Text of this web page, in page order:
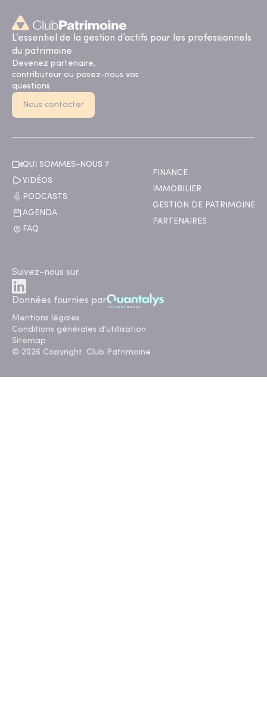
L’essentiel de la gestion d’actifs pour les professionnels
du patrimoine
Devenez partenaire,
contributeur ou posez-nous vos
questions
Nous contacter
QUI SOMMES-NOUS ?
VIDÉOS
PODCASTS
AGENDA
FAQ
FINANCE
IMMOBILIER
GESTION DE PATRIMOINE
PARTENAIRES
Suivez-nous sur
Données fournies par
Mentions légales
Conditions générales d'utillisation
Sitemap
© 2026 Copyright. Club Patrimoine